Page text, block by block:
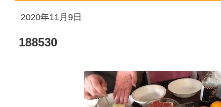
2020年11月9日
188530